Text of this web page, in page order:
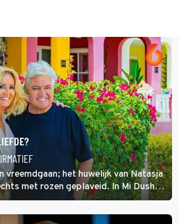
het huwelijk van Natasja
met rozen geplaveid. In Mi Dushi:
Genee het showbizzkoppel mee
te hebben.